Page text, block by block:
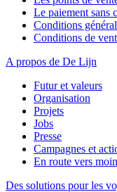
Le paiement sans
Conditions
Conditions de
A propos de De Lijn
Futur et valeurs
Organisation
Projets
Jobs
Presse
Campagnes et
En route vers
Des solutions pour les